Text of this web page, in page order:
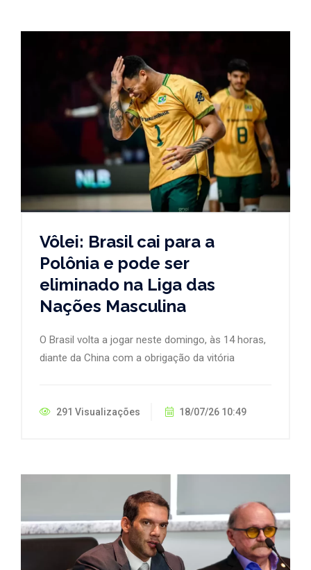
Vôlei: Brasil cai para a
Polônia e pode ser
eliminado na Liga das
Nações Masculina
O Brasil volta a jogar neste domingo, às 14 horas,
diante da China com a obrigação da vitória
291 Visualizações 18/07/26 10:49